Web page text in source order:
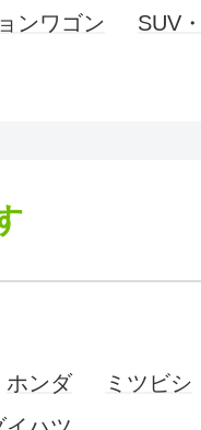
ンワゴン
SUV
ホンダ
ミツビシ